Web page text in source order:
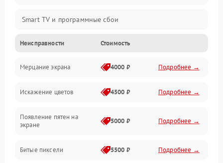
Smart TV и программные сбои
Питание и запуск
Подсветка и LED-модули
Звук и аудиосистема
Сигнал и приём каналов
Неисправности Стоимость
Мерцание экрана 4000 ₽ Подробнее →
Искажение цветов 4500 ₽ Подробнее →
Появление пятен на
экране
5000 ₽ Подробнее →
Битые пиксели 5500 ₽ Подробнее →